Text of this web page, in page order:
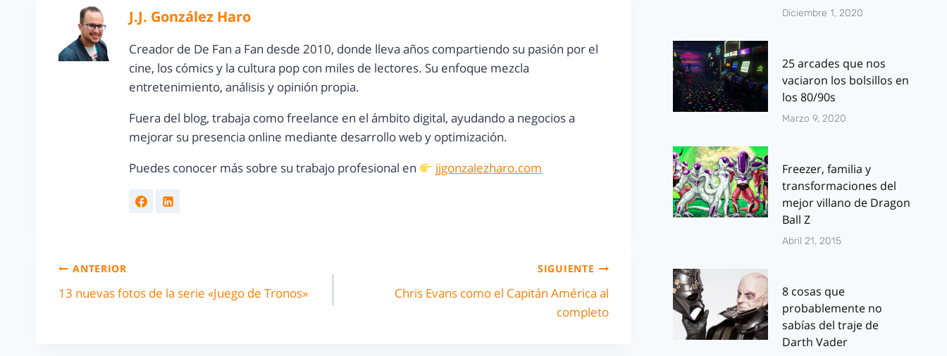
J.J. González Haro
Creador de De Fan a Fan desde 2010, donde lleva años compartiendo su pasión por el
cine, los cómics y la cultura pop con miles de lectores. Su enfoque mezcla
entretenimiento, análisis y opinión propia.
Fuera del blog, trabaja como freelance en el ámbito digital, ayudando a negocios a
mejorar su presencia online mediante desarrollo web y optimización.
Puedes conocer más sobre su trabajo profesional en
jjgonzalezharo.com
ANTERIOR
13 nuevas fotos de la serie «Juego de Tronos»
SIGUIENTE
Chris Evans como el Capitán América al
completo
Diciembre 1, 2020
25 arcades que nos
vaciaron los bolsillos en
los 80/90s
Marzo 9, 2020
Freezer, familia y
transformaciones del
mejor villano de Dragon
Ball Z
Abril 21, 2015
8 cosas que
probablemente no
sabías del traje de
Darth Vader